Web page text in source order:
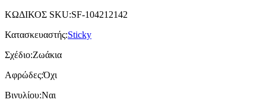
ΚΩΔΙΚΟΣ SKU:SF-104212142
Κατασκευαστής:Sticky
Σχέδιο:Ζωάκια
Αφρώδες:Όχι
Βινυλίου:Ναι